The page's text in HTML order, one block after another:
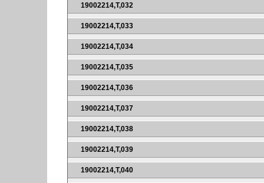
19002214,T,032
19002214,T,033
19002214,T,034
19002214,T,035
19002214,T,036
19002214,T,037
19002214,T,038
19002214,T,039
19002214,T,040